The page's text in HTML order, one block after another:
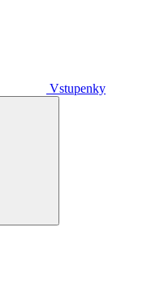
Vstupenky